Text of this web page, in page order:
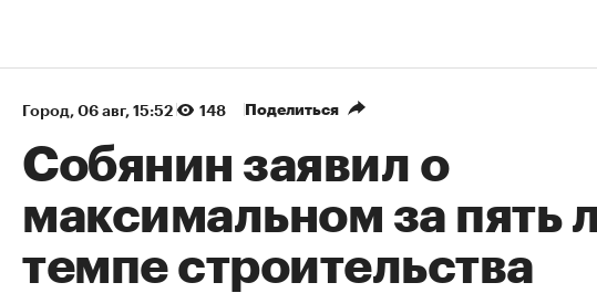
Город⁠, 06 авг, 15:52 148 Поделиться
Собянин заявил о
максимальном за пять
темпе строительства